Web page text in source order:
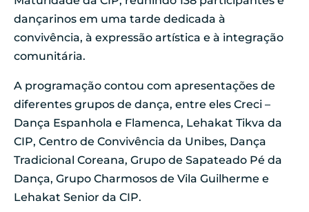
dançarinos em uma tarde dedicada à
convivência, à expressão artística e à integração
comunitária.
A programação contou com apresentações de
diferentes grupos de dança, entre eles Creci –
Dança Espanhola e Flamenca, Lehakat Tikva da
CIP, Centro de Convivência da Unibes, Dança
Tradicional Coreana, Grupo de Sapateado Pé da
Dança, Grupo Charmosos de Vila Guilherme e
Lehakat Senior da CIP.